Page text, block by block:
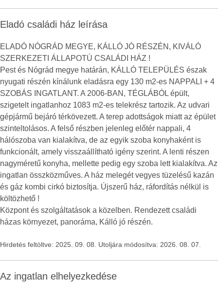
Eladó családi ház leírása
ELADÓ NÓGRÁD MEGYE, KÁLLÓ JÓ RÉSZÉN, KIVÁLÓ
SZERKEZETI ÁLLAPOTÚ CSALÁDI HÁZ !
Pest és Nógrád megye határán, KÁLLÓ TELEPÜLÉS észak
nyugati részén kínálunk eladásra egy 130 m2-es NAPPALI + 4
SZOBÁS INGATLANT. A 2006-BAN, TÉGLÁBÓL épült,
szigetelt ingatlanhoz 1083 m2-es telekrész tartozik. Az udvari
gépjármű bejáró térkövezett. A terep adottságok miatt az épület
szinteltolásos. A felső részben jelenleg előtér nappali, 4
hálószoba van kialakítva, de az egyik szoba konyhaként is
funkcionált, amely visszaállítható igény szerint. A lenti részen
nagyméretű konyha, mellette pedig egy szoba lett kialakítva. Az
ingatlan összközműves. A ház melegét vegyes tüzelésű kazán
és gáz kombi cirkó biztosítja. Újszerű ház, ráfordítás nélkül is
költözhető !
Központ és szolgáltatások a közelben. Rendezett családi
házas környezet, panoráma, Kálló jó részén.
Hirdetés feltöltve: 2025. 09. 08. Utoljára módosítva: 2026. 08. 07.
Az ingatlan elhelyezkedése